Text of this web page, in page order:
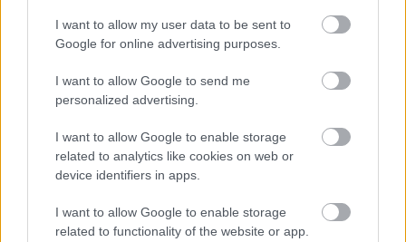
I want to allow my user data to be sent to
Google for online advertising purposes.
I want to allow Google to send me
personalized advertising.
I want to allow Google to enable storage
related to analytics like cookies on web or
device identifiers in apps.
I want to allow Google to enable storage
related to functionality of the website or app.
Redaktion der Website sind nicht für die Ergebnisse ihrer
Anwendung verantwortlich. Bevor Sie Ratschläge oder Tipps auf
der Website verwenden, ist es unbedingt erforderlich, einen Arzt
zu konsultieren.